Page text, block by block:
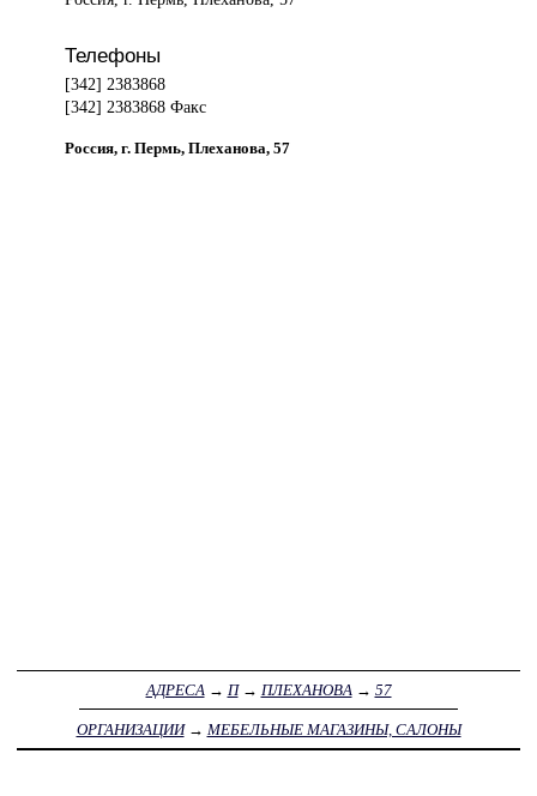
Телефоны
[342] 2383868
[342] 2383868 Факс
Россия, г. Пермь, Плеханова, 57
АДРЕСА→ П→ ПЛЕХАНОВА→ 57
ОРГАНИЗАЦИИ→ МЕБЕЛЬНЫЕ МАГАЗИНЫ, САЛОНЫ